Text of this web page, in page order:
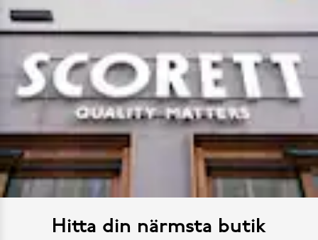
Hitta din närmsta butik